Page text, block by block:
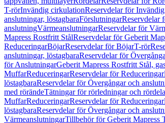
T-rörInvändig cirkulationReservdelar för
anslutningar, löstagbaraFörslutningarReservdelar
anslutningVärmeanslutningarReservdelar för
Mapress Rostfritt StålReservdelar för Geberit
ReduceringarBöjarReservdelar för BöjarT-rör
anslutningar, löstagbaraReservdelar för
för AnslutningarGeberit Mapress Rostfritt Stål,
MuffarReduceringarReservdelar för Reduceringar
löstagbaraReservdelar för Övergångar och
med rörändeTätningar för rörledningar och
MuffarReduceringarReservdelar för Reduceringar
löstagbaraReservdelar för Övergångar och
VärmeanslutningarTillbehör för Geberit Mapress